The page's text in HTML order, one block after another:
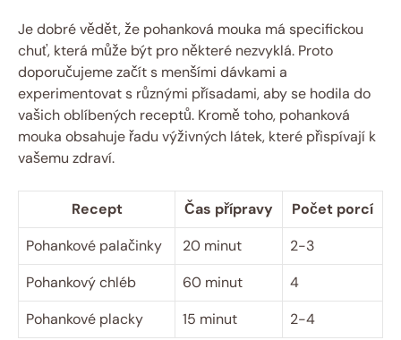
Je dobré vědět, že pohanková mouka má​ specifickou
chuť, která může být pro některé​ nezvyklá. Proto
doporučujeme začít s menšími dávkami a
experimentovat s různými přísadami, aby se hodila do​
vašich oblíbených receptů. Kromě ⁢toho, ‍pohanková
mouka obsahuje řadu výživných látek, které ​přispívají k ​
vašemu⁣ zdraví.
Recept Čas přípravy
Počet porcí
Pohankové palačinky
20 minut
2-3
Pohankový chléb
60 minut
4
Pohankové placky
15 ‍minut 2-4